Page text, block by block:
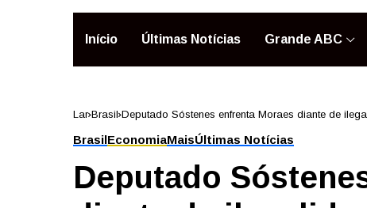
Início Últimas Notícias Grande ABC
Lar Brasil Deputado Sóstenes enfrenta Moraes diante de
BrasilEconomiaMaisÚltimas Notícias
Deputado